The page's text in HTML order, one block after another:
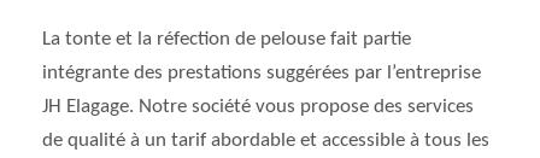
La tonte et la réfection de pelouse fait partie
intégrante des prestations suggérées par l’entreprise
JH Elagage. Notre société vous propose des services
de qualité à un tarif abordable et accessible à tous les